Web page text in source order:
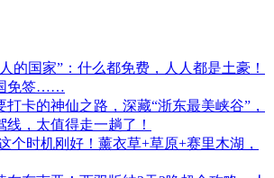
的国家”：什么都免费，人人都是土豪！
免签……
卡的神仙之路，深藏“浙东最美峡谷”，
，太值得走一趟了！
个时机刚好！薰衣草+草原+赛里木湖，